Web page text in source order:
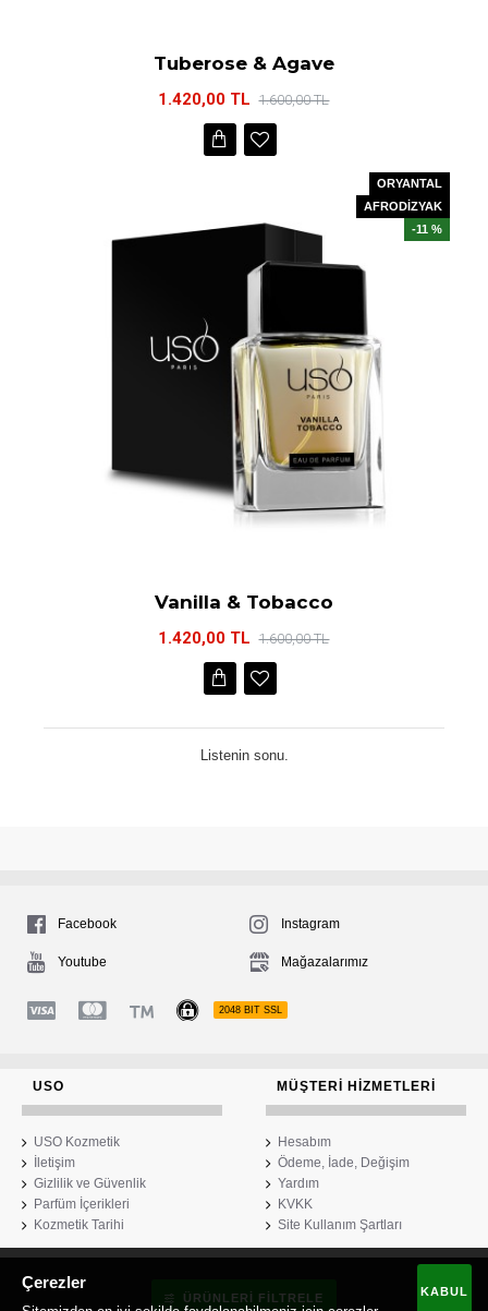
Tuberose & Agave
1.420,00 TL 1.600,00 TL
ORYANTAL
AFRODİZYAK
-11 %
Vanilla & Tobacco
1.420,00 TL 1.600,00 TL
Listenin sonu.
Facebook Instagram
Youtube Mağazalarımız
2048 BIT SSL
USO
USO Kozmetik
İletişim
Gizlilik ve Güvenlik
Parfüm İçerikleri
Kozmetik Tarihi
MÜŞTERI HIZMETLERI
Hesabım
Ödeme, İade, Değişim
Yardım
KVKK
Site Kullanım Şartları
USO Kozmetik KABUL
Çerezler
ÜRÜNLERI FILTRELE